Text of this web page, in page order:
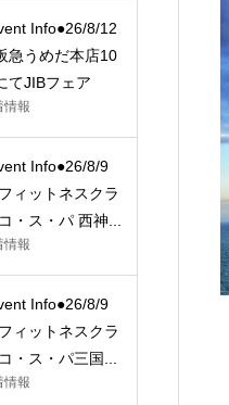
Info●26/8/12
急うめだ本店10
てJIBフェア
情報
Info●26/8/9
ィットネスクラ
・ス・パ 西神...
情報
Info●26/8/9
ィットネスクラ
・ス・パ三国...
情報